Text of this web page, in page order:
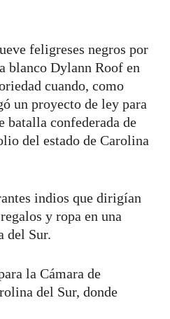
feligreses negros por
blanco Dylann Roof en
cuando, como
un proyecto de ley para
batalla confederada de
del estado de Carolina
indios que dirigían
y ropa en una
del Sur.
la Cámara de
del Sur, donde